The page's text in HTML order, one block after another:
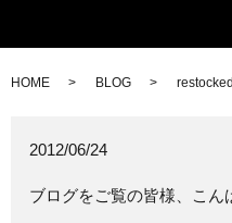
HOME BLOG
2012/06/24
ブログをご覧の皆様、こん